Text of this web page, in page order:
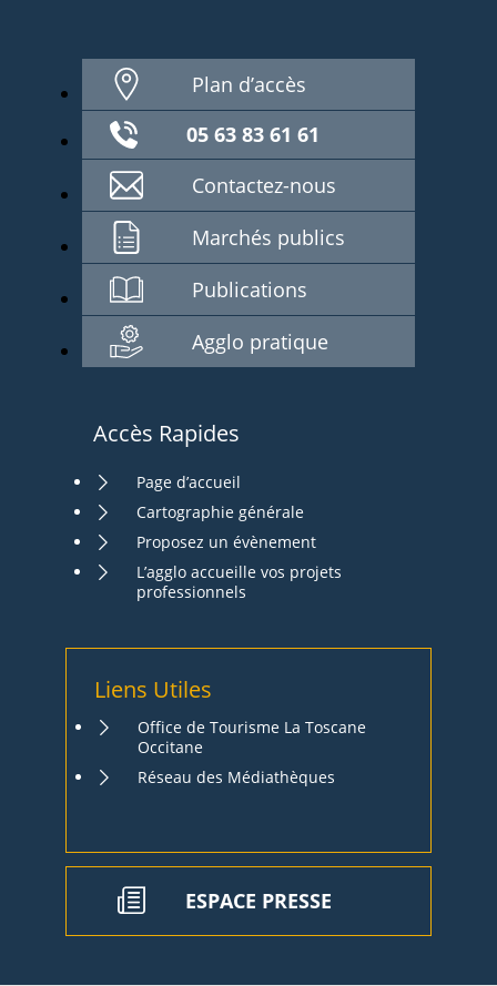
Plan d’accès
05 63 83 61 61
Contactez-nous
Marchés publics
Publications
Agglo pratique
Accès Rapides
Page d’accueil
Cartographie générale
Proposez un évènement
L’agglo accueille vos projets
professionnels
Liens Utiles
Office de Tourisme La Toscane
Occitane
Réseau des Médiathèques
ESPACE PRESSE